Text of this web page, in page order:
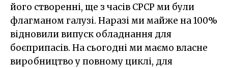
його створенні, ще з часів СРСР ми були
флагманом галузі. Наразі ми майже на 100%
відновили випуск обладнання для
боєприпасів. На сьогодні ми маємо власне
виробництво у повному циклі, для